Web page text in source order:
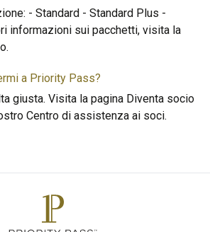
- Standard - Standard Plus -
informazioni sui pacchetti, visita la
a Priority Pass?
giusta. Visita la pagina Diventa socio
Centro di assistenza ai soci.